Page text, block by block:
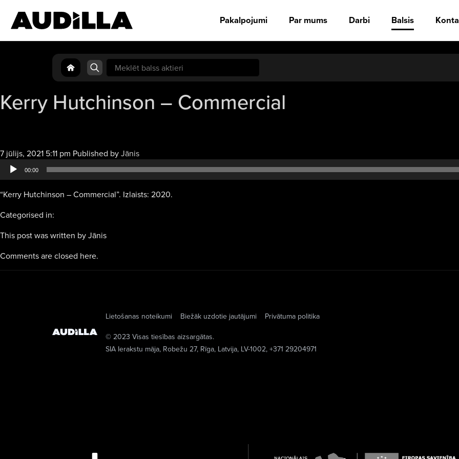
Pakalpojumi Par mums Darbi Balsis
Search
for:
Kerry Hutchinson – Commercial
7 jūlijs, 2021 5:11 pm Published byJānisAudio
atskaņotājs
00:00
“Kerry Hutchinson – Commercial”. Izlaists: 2020.
Categorised in:
This post was written by Jānis
Comments are closed here.
Lietošanas noteikumi Biežāk uzdotie jautājumi
Privātuma politika
© 2023 Visas tiesības aizsargātas.
SIA Ierakstu māja, Robežu 27, Rīga, Latvija, LV-1002, +371 29204971